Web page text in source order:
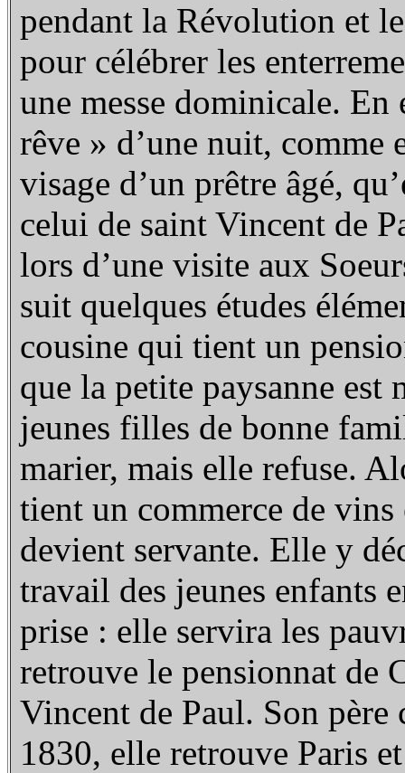
pendant la Révolution et
pour célébrer les
une messe dominicale.
rêve » d’une nuit, comme
visage d’un prêtre âgé,
celui de saint Vincent de
lors d’une visite aux
suit quelques études
cousine qui tient un
que la petite paysanne est
jeunes filles de bonne
marier, mais elle refuse.
tient un commerce de
devient servante. Elle y
travail des jeunes enfants
prise : elle servira les
retrouve le pensionnat de
Vincent de Paul. Son
1830, elle retrouve Paris